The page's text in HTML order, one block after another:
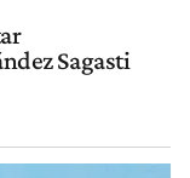
Sagasti